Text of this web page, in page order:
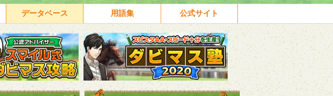
データベース 用語集 公式サイト